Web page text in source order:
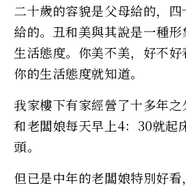
二十歲的容貌是父母給的，
給的。丑和美與其說是一種
生活態度。你美不美，好不
你的生活態度就知道。
我家樓下有家經營了十多年
和老闆娘每天早上4：30就起
頭。
但已是中年的老闆娘特別好